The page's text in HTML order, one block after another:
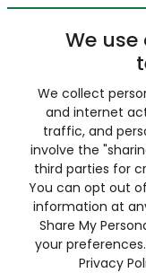
We
We collect
and internet
traffic, and
involve the
third parties for
You can opt out
information at
Share My
your
Privacy